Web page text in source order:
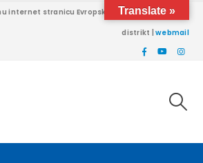
internet stranicu Evropskog univerziteta Brčko
distrikt |webmail
Translate »